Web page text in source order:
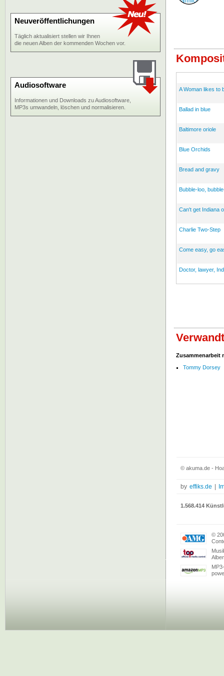
A Woman likes to
Ballad in blue
Baltimore oriole
Blue Orchids
Bread and gravy
Bubble-loo,
Can't get Indiana
Charlie Two-Step
Come easy, go
Doctor, lawyer,
Zusammenarbeit
Tommy Dorsey
Neuveröffentlichungen
Täglich aktualisiert stellen wir Ihnen
die neuen Alben der kommenden Wochen vor.
Audiosoftware
Informationen und Downloads zu Audiosoftware,
MP3s umwandeln, löschen und normalisieren.
© akuma.de -
by effiks.de
1.568.414
©